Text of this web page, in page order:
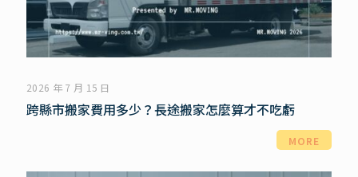
2026 年 7 月 15 日
跨縣市搬家費用多少？長途搬家怎麼算才不吃虧
MORE